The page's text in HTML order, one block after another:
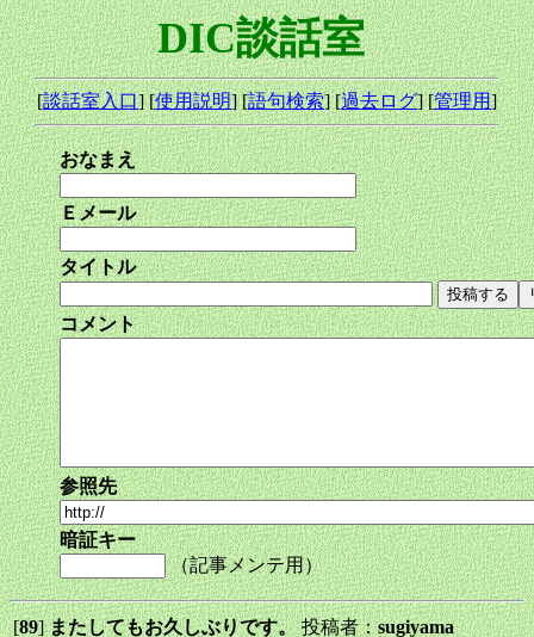
DIC談話室
[談話室入口] [使用説明] [語句検索] [過去ログ] [管理用]
おなまえ
Ｅメール
タイトル
コメント
参照先
暗証キー
（記事メンテ用）
[89]またしてもお久しぶりです。投稿者：sugiyama